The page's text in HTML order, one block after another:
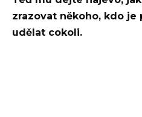
zrazovat někoho, kdo je
udělat cokoli.